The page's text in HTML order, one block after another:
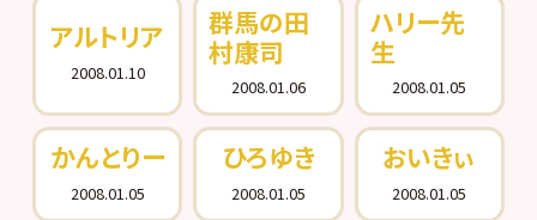
アルトリア
2008.01.10
群馬の田
村康司
2008.01.06
ハリー先
生
2008.01.05
かんとりー
2008.01.05
ひろゆき
2008.01.05
おいきぃ
2008.01.05